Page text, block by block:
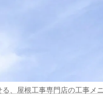
、屋根工事専門店の工事メ